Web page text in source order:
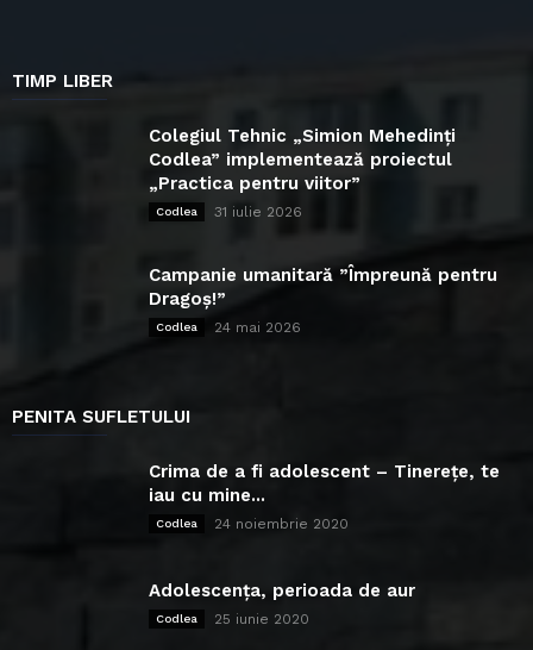
TIMP LIBER
Colegiul Tehnic „Simion Mehedinți
Codlea” implementează proiectul
„Practica pentru viitor”
Codlea 31 iulie 2026
Campanie umanitară ”Împreună pentru
Dragoș!”
Codlea 24 mai 2026
PENITA SUFLETULUI
Crima de a fi adolescent – Tinerețe, te
iau cu mine...
Codlea 24 noiembrie 2020
Adolescența, perioada de aur
Codlea 25 iunie 2020